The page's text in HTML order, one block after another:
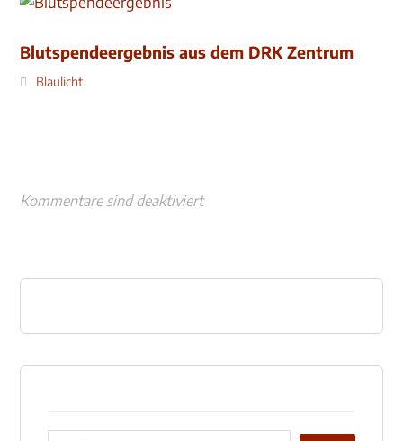
Blutspendeergebnis aus dem DRK Zentrum
Blaulicht
Kommentare sind deaktiviert